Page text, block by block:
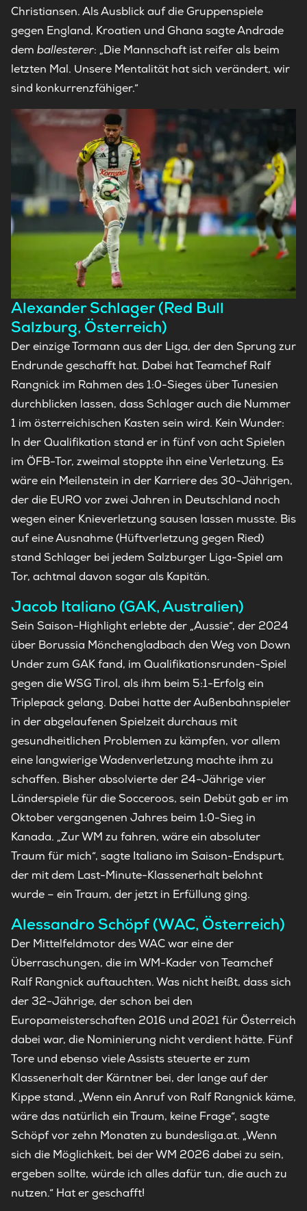
Christiansen. Als Ausblick auf die Gruppenspiele
gegen England, Kroatien und Ghana sagte Andrade
dem ballesterer: „Die Mannschaft ist reifer als beim
letzten Mal. Unsere Mentalität hat sich verändert, wir
sind konkurrenzfähiger.“
Alexander Schlager (Red Bull
Salzburg, Österreich)
Der einzige Tormann aus der Liga, der den Sprung zur
Endrunde geschafft hat. Dabei hat Teamchef Ralf
Rangnick im Rahmen des 1:0-Sieges über Tunesien
durchblicken lassen, dass Schlager auch die Nummer
1 im österreichischen Kasten sein wird. Kein Wunder:
In der Qualifikation stand er in fünf von acht Spielen
im ÖFB-Tor, zweimal stoppte ihn eine Verletzung. Es
wäre ein Meilenstein in der Karriere des 30-Jährigen,
der die EURO vor zwei Jahren in Deutschland noch
wegen einer Knieverletzung sausen lassen musste. Bis
auf eine Ausnahme (Hüftverletzung gegen Ried)
stand Schlager bei jedem Salzburger Liga-Spiel am
Tor, achtmal davon sogar als Kapitän.
Jacob Italiano (GAK, Australien)
Sein Saison-Highlight erlebte der „Aussie“, der 2024
über Borussia Mönchengladbach den Weg von Down
Under zum GAK fand, im Qualifikationsrunden-Spiel
gegen die WSG Tirol, als ihm beim 5:1-Erfolg ein
Triplepack gelang. Dabei hatte der Außenbahnspieler
in der abgelaufenen Spielzeit durchaus mit
gesundheitlichen Problemen zu kämpfen, vor allem
eine langwierige Wadenverletzung machte ihm zu
schaffen. Bisher absolvierte der 24-Jährige vier
Länderspiele für die Socceroos, sein Debüt gab er im
Oktober vergangenen Jahres beim 1:0-Sieg in
Kanada. „Zur WM zu fahren, wäre ein absoluter
Traum für mich“, sagte Italiano im Saison-Endspurt,
der mit dem Last-Minute-Klassenerhalt belohnt
wurde – ein Traum, der jetzt in Erfüllung ging.
Alessandro Schöpf (WAC, Österreich)
Der Mittelfeldmotor des WAC war eine der
Überraschungen, die im WM-Kader von Teamchef
Ralf Rangnick auftauchten. Was nicht heißt, dass sich
der 32-Jährige, der schon bei den
Europameisterschaften 2016 und 2021 für Österreich
dabei war, die Nominierung nicht verdient hätte. Fünf
Tore und ebenso viele Assists steuerte er zum
Klassenerhalt der Kärntner bei, der lange auf der
Kippe stand. „Wenn ein Anruf von Ralf Rangnick käme,
wäre das natürlich ein Traum, keine Frage“, sagte
Schöpf vor zehn Monaten zu bundesliga.at. „Wenn
sich die Möglichkeit, bei der WM 2026 dabei zu sein,
ergeben sollte, würde ich alles dafür tun, die auch zu
nutzen.“ Hat er geschafft!